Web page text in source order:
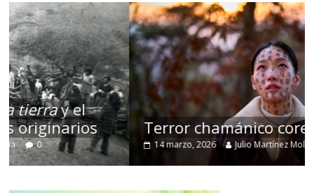
Terror chamánico coreano
14 marzo, 2026 Julio Martínez Molina 0